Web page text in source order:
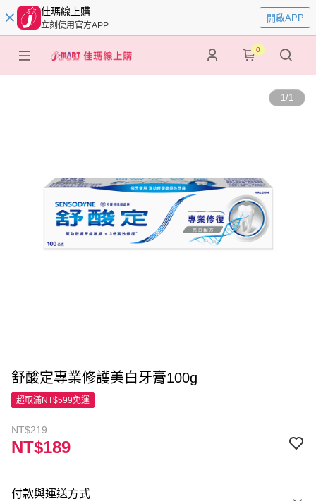
佳瑪線上購
立刻使用官方APP
開啟APP
0
1/1
舒酸定專業修護美白牙膏100g
超取滿NT$599免運
NT$219
NT$189
付款與運送方式